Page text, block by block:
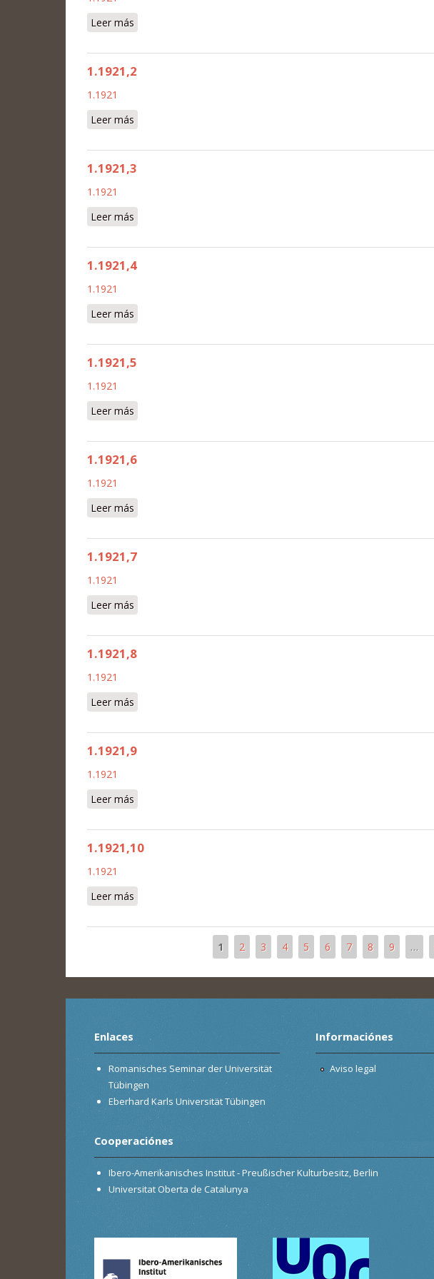
Leer más
1.1921,2
1.1921
Leer más
1.1921,3
1.1921
Leer más
1.1921,4
1.1921
Leer más
1.1921,5
1.1921
Leer más
1.1921,6
1.1921
Leer más
1.1921,7
1.1921
Leer más
1.1921,8
1.1921
Leer más
1.1921,9
1.1921
Leer más
1.1921,10
1.1921
Leer más
1 2 3 4 5 6 7 8 9 …
Enlaces
Romanisches Seminar der Universität
Tübingen
Eberhard Karls Universität Tübingen
Informaciónes
Aviso legal
Cooperaciónes
Ibero-Amerikanisches Institut - Preußischer Kulturbesitz, Berlin
Universitat Oberta de Catalunya